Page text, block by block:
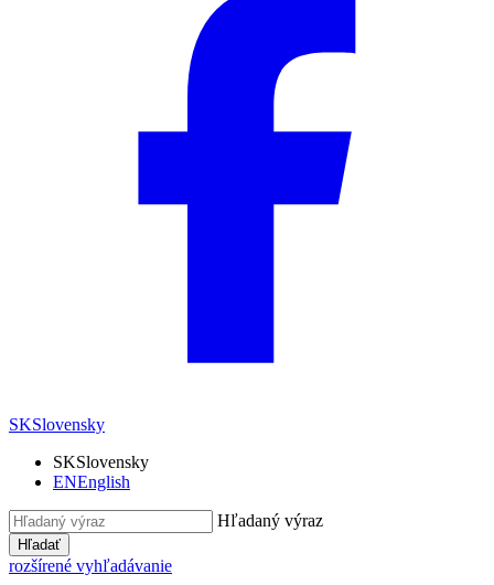
SKSlovensky
SKSlovensky
ENEnglish
Hľadaný výraz
Hľadať
rozšírené vyhľadávanie